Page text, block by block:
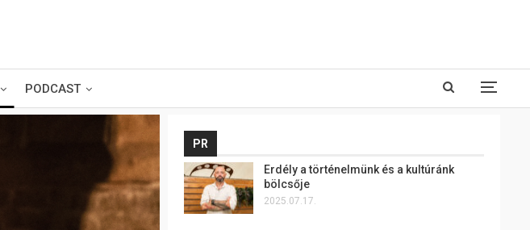
PODCAST
PR
Erdély a történelmünk és a kultúránk
bölcsője
2025.07.17.